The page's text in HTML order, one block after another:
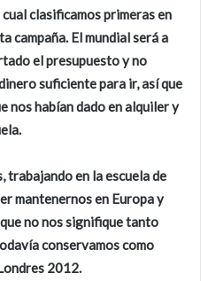
clasificamos primeras en
campaña. El mundial será a
el presupuesto y no
suficiente para ir, así que
nos habían dado en alquiler y
trabajando en la escuela de
mantenernos en Europa y
no nos signifique tanto
conservamos como
2012.